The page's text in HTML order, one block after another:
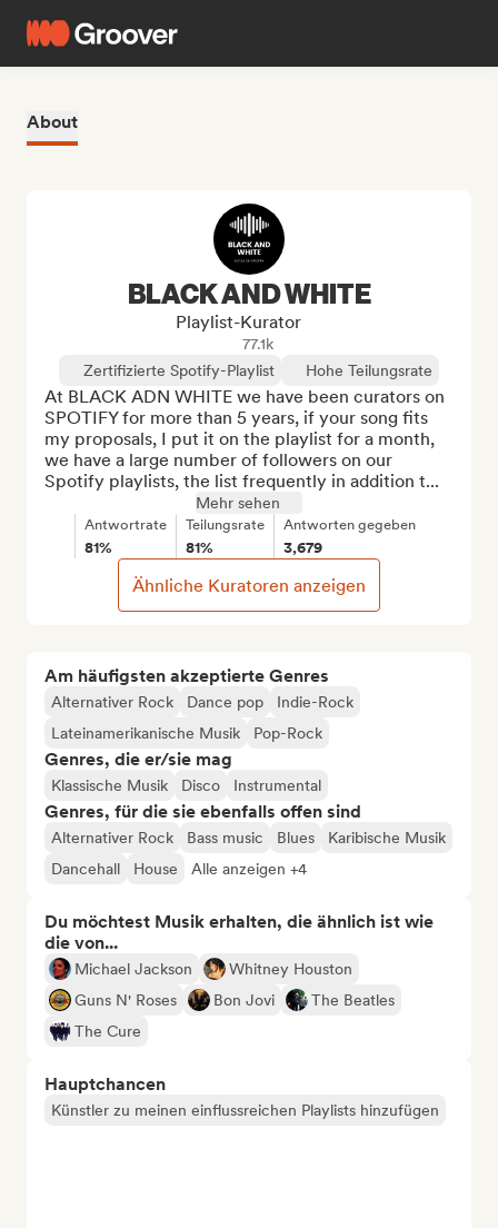
About
Am häufigsten akzeptierte Genres
Alternativer Rock Dance pop
Indie-Rock
Lateinamerikanische Musik
Pop-Rock
Genres, die er/sie mag
Klassische Musik Disco Instrumental
Genres, für die sie ebenfalls offen sind
Alternativer Rock Bass music Blues
Karibische Musik
Dancehall
House Alle anzeigen +4
Du möchtest Musik erhalten, die ähnlich ist wie
die von...
Michael Jackson
Whitney Houston
Guns N' Roses
Bon Jovi
The Beatles
The Cure
Hauptchancen
Künstler zu meinen einflussreichen Playlists hinzufügen
BLACK AND WHITE
Playlist-Kurator
77.1k
Zertifizierte Spotify-Playlist
Hohe Teilungsrate
At BLACK ADN WHITE we have been curators on
SPOTIFY for more than 5 years, if your song fits
my proposals, I put it on the playlist for a month,
we have a large number of followers on our
Spotify playlists, the list frequently in addition t...
Mehr sehen
Antwortrate
81%
Teilungsrate
81%
Antworten gegeben
3,679
Ähnliche Kuratoren anzeigen